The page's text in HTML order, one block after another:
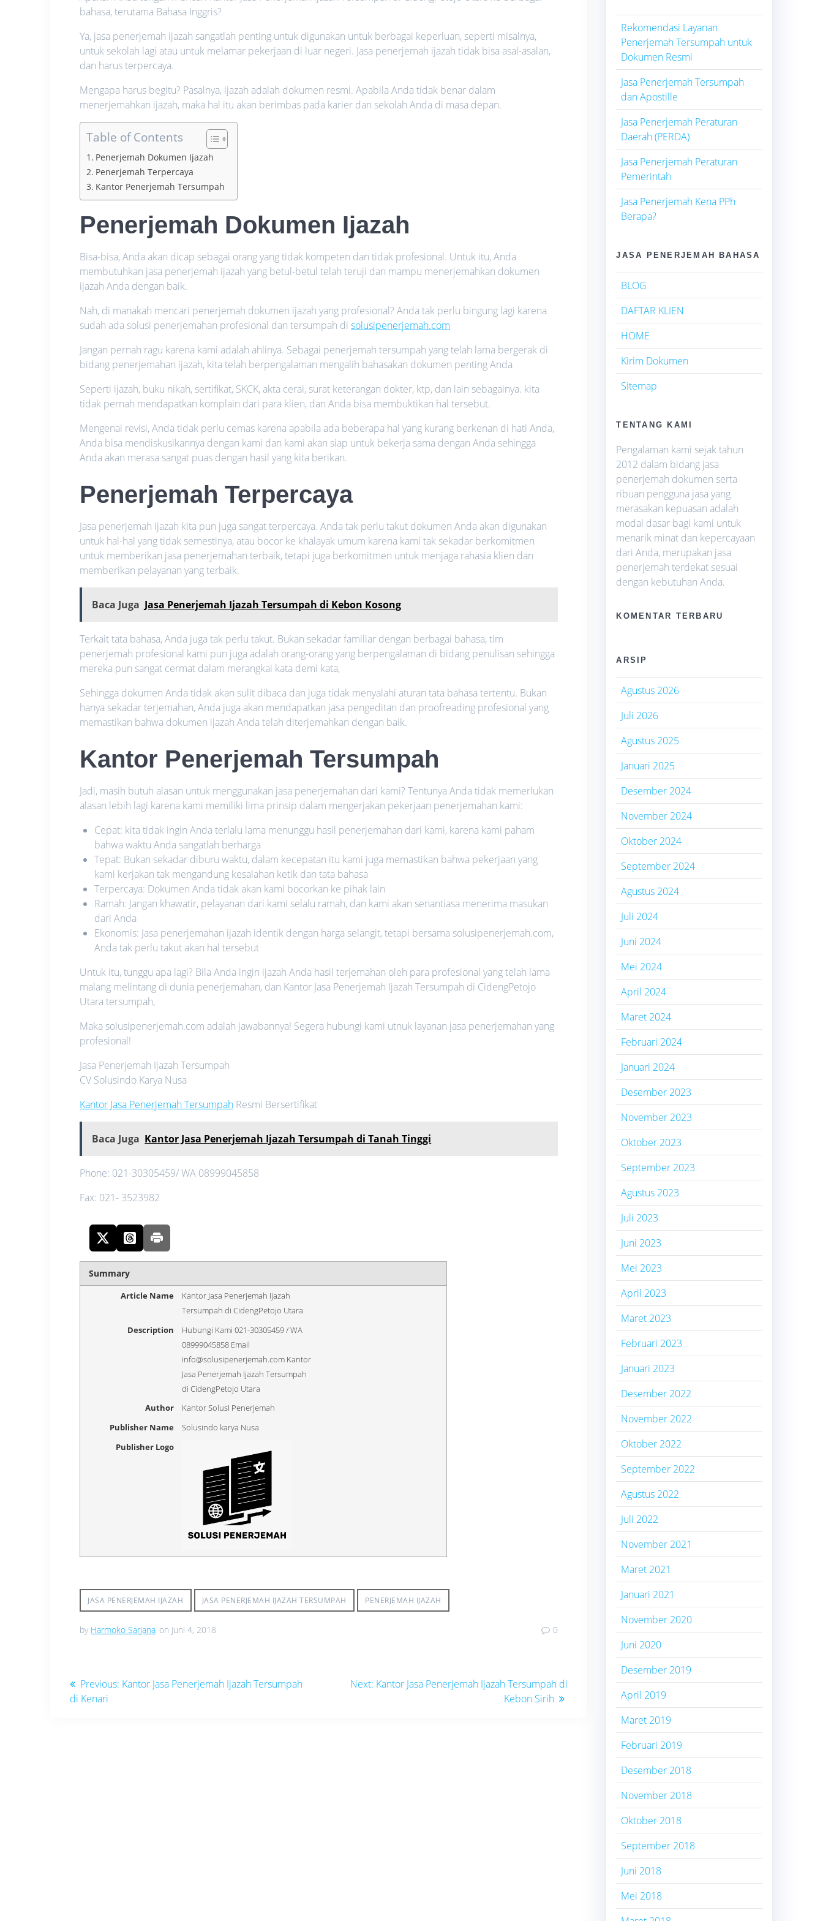
bahasa, terutama Bahasa Inggris?
Ya, jasa penerjemah ijazah sangatlah penting untuk digunakan untuk berbagai keperluan, seperti misalnya,
untuk sekolah lagi atau untuk melamar pekerjaan di luar negeri. Jasa penerjemah ijazah tidak bisa asal-asalan,
dan harus terpercaya.
Mengapa harus begitu? Pasalnya, ijazah adalah dokumen resmi. Apabila Anda tidak benar dalam
menerjemahkan ijazah, maka hal itu akan berimbas pada karier dan sekolah Anda di masa depan.
Table of Contents
Penerjemah Dokumen Ijazah
Penerjemah Terpercaya
Kantor Penerjemah Tersumpah
Penerjemah Dokumen Ijazah
Bisa-bisa, Anda akan dicap sebagai orang yang tidak kompeten dan tidak profesional. Untuk itu, Anda
membutuhkan jasa penerjemah ijazah yang betul-betul telah teruji dan mampu menerjemahkan dokumen
ijazah Anda dengan baik.
Nah, di manakah mencari penerjemah dokumen ijazah yang profesional? Anda tak perlu bingung lagi karena
sudah ada solusi penerjemahan profesional dan tersumpah disolusipenerjemah.com
Jangan pernah ragu karena kami adalah ahlinya. Sebagai penerjemah tersumpah yang telah lama bergerak di
bidang penerjemahan ijazah, kita telah berpengalaman mengalih bahasakan dokumen penting Anda
Seperti ijazah, buku nikah, sertifikat, SKCK, akta cerai, surat keterangan dokter, ktp, dan lain sebagainya. kita
tidak pernah mendapatkan komplain dari para klien, dan Anda bisa membuktikan hal tersebut.
Mengenai revisi, Anda tidak perlu cemas karena apabila ada beberapa hal yang kurang berkenan di hati Anda,
Anda bisa mendiskusikannya dengan kami dan kami akan siap untuk bekerja sama dengan Anda sehingga
Anda akan merasa sangat puas dengan hasil yang kita berikan.
Penerjemah Terpercaya
Jasa penerjemah ijazah kita pun juga sangat terpercaya. Anda tak perlu takut dokumen Anda akan digunakan
untuk hal-hal yang tidak semestinya, atau bocor ke khalayak umum karena kami tak sekadar berkomitmen
untuk memberikan jasa penerjemahan terbaik, tetapi juga berkomitmen untuk menjaga rahasia klien dan
memberikan pelayanan yang terbaik.
Baca Juga Jasa Penerjemah Ijazah Tersumpah di Kebon Kosong
Terkait tata bahasa, Anda juga tak perlu takut. Bukan sekadar familiar dengan berbagai bahasa, tim
penerjemah profesional kami pun juga adalah orang-orang yang berpengalaman di bidang penulisan sehingga
mereka pun sangat cermat dalam merangkai kata demi kata,
Sehingga dokumen Anda tidak akan sulit dibaca dan juga tidak menyalahi aturan tata bahasa tertentu. Bukan
hanya sekadar terjemahan, Anda juga akan mendapatkan jasa pengeditan dan proofreading profesional yang
memastikan bahwa dokumen ijazah Anda telah diterjemahkan dengan baik.
Kantor Penerjemah Tersumpah
Jadi, masih butuh alasan untuk menggunakan jasa penerjemahan dari kami? Tentunya Anda tidak memerlukan
alasan lebih lagi karena kami memiliki lima prinsip dalam mengerjakan pekerjaan penerjemahan kami:
Cepat: kita tidak ingin Anda terlalu lama menunggu hasil penerjemahan dari kami, karena kami paham
bahwa waktu Anda sangatlah berharga
Tepat: Bukan sekadar diburu waktu, dalam kecepatan itu kami juga memastikan bahwa pekerjaan yang
kami kerjakan tak mengandung kesalahan ketik dan tata bahasa
Terpercaya: Dokumen Anda tidak akan kami bocorkan ke pihak lain
Ramah: Jangan khawatir, pelayanan dari kami selalu ramah, dan kami akan senantiasa menerima masukan
dari Anda
Ekonomis: Jasa penerjemahan ijazah identik dengan harga selangit, tetapi bersama solusipenerjemah.com,
Anda tak perlu takut akan hal tersebut
Untuk itu, tunggu apa lagi? Bila Anda ingin ijazah Anda hasil terjemahan oleh para profesional yang telah lama
malang melintang di dunia penerjemahan, dan Kantor Jasa Penerjemah Ijazah Tersumpah di CidengPetojo
Utara tersumpah,
Maka solusipenerjemah.com adalah jawabannya! Segera hubungi kami utnuk layanan jasa penerjemahan yang
profesional!
Jasa Penerjemah Ijazah Tersumpah
CV Solusindo Karya Nusa
Kantor Jasa Penerjemah Tersumpah Resmi Bersertifikat
Baca Juga Kantor Jasa Penerjemah Ijazah Tersumpah di Tanah Tinggi
Phone: 021-30305459/ WA 08999045858
Fax: 021- 3523982
Summary
Article Name
Kantor Jasa Penerjemah Ijazah
Tersumpah di CidengPetojo Utara
Description
Hubungi Kami 021-30305459 / WA
08999045858 Email
info@solusipenerjemah.com Kantor
Jasa Penerjemah Ijazah Tersumpah
di CidengPetojo Utara
Author
Kantor SolusI Penerjemah
Publisher Name
Solusindo karya Nusa
Publisher Logo
JASA PENERJEMAH IJAZAH JASA PENERJEMAH IJAZAH TERSUMPAH PENERJEMAH IJAZAH
by Harmoko Sarjana on Juni 4, 2018 0
Navigasi
pos
Previous: Previous
Kantor Jasa Penerjemah Ijazah Tersumpah
di Kenari
Next: Next
Kantor Jasa Penerjemah Ijazah Tersumpah di
Kebon Sirih
Rekomendasi Layanan
Penerjemah Tersumpah untuk
Dokumen Resmi
Jasa Penerjemah Tersumpah
dan Apostille
Jasa Penerjemah Peraturan
Daerah (PERDA)
Jasa Penerjemah Peraturan
Pemerintah
Jasa Penerjemah Kena PPh
Berapa?
JASA PENERJEMAH BAHASA
BLOG
DAFTAR KLIEN
HOME
Kirim Dokumen
Sitemap
TENTANG KAMI
Pengalaman kami sejak tahun
2012 dalam bidang jasa
penerjemah dokumen serta
ribuan pengguna jasa yang
merasakan kepuasan adalah
modal dasar bagi kami untuk
menarik minat dan kepercayaan
dari Anda, merupakan jasa
penerjemah terdekat sesuai
dengan kebutuhan Anda.
KOMENTAR TERBARU
ARSIP
Agustus 2026
Juli 2026
Agustus 2025
Januari 2025
Desember 2024
November 2024
Oktober 2024
September 2024
Agustus 2024
Juli 2024
Juni 2024
Mei 2024
April 2024
Maret 2024
Februari 2024
Januari 2024
Desember 2023
November 2023
Oktober 2023
September 2023
Agustus 2023
Juli 2023
Juni 2023
Mei 2023
April 2023
Maret 2023
Februari 2023
Januari 2023
Desember 2022
November 2022
Oktober 2022
September 2022
Agustus 2022
Juli 2022
November 2021
Maret 2021
Januari 2021
November 2020
Juni 2020
Desember 2019
April 2019
Maret 2019
Februari 2019
Desember 2018
November 2018
Oktober 2018
September 2018
Juni 2018
Mei 2018